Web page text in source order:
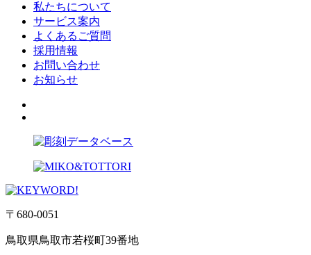
私たちについて
サービス案内
よくあるご質問
採用情報
お問い合わせ
お知らせ
〒680-0051
鳥取県鳥取市若桜町39番地